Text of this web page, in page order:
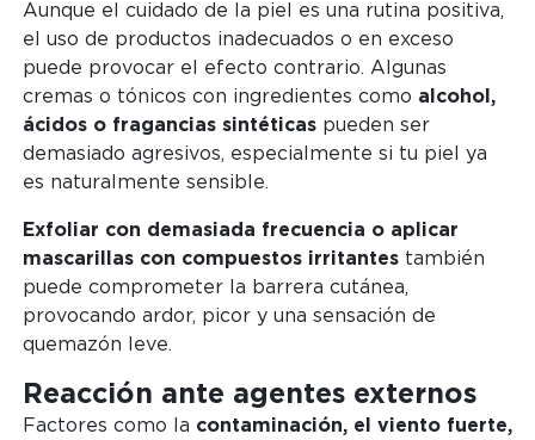
Aunque el cuidado de la piel es una rutina positiva,
el uso de productos inadecuados o en exceso
puede provocar el efecto contrario. Algunas
cremas o tónicos con ingredientes como alcohol,
ácidos o fragancias sintéticaspueden ser
demasiado agresivos, especialmente si tu piel ya
es naturalmente sensible.
Exfoliar con demasiada frecuencia o aplicar
mascarillas con compuestos irritantestambién
puede comprometer la barrera cutánea,
provocando ardor, picor y una sensación de
quemazón leve.
Reacción ante agentes externos
Factores como la contaminación, el viento fuerte,